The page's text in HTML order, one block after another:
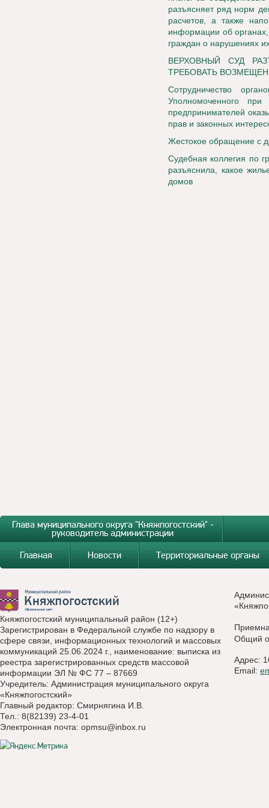
разъясняет ряд норм
расчетов, а также
информации об
граждан о нарушениях
ВЕРХОВНЫЙ СУД
ТРЕБОВАТЬ
Сотрудничество
Уполномоченного
предпринимателей
прав и законных
Жестокое обращение с
Судебная коллегия по
разъяснила, какое
домов
Глава муниципального округа "Княжпогостский" -
руководитель администрации
Главная
Новости Территориальные органы
Княжпогостский муниципальный район (12+)
Зарегистрирован в Федеральной службе по надзору в
сфере связи, информационных технологий и массовых
коммуникаций 25.06.2024 г., наименование: выписка из
реестра зарегистрированных средств массовой
информации ЭЛ № ФС 77 – 87669
Учредитель: Администрация муниципального округа
«Княжпогостский»
Главный редактор: Смирнягина И.В.
Тел.: 8(82139) 23-4-01
Электронная почта: opmsu@inbox.ru
Общий
Адрес:
Email: